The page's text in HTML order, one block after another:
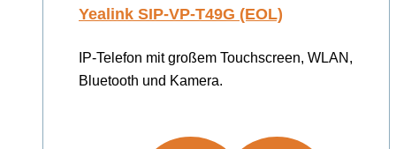
Yealink SIP-VP-T49G (EOL)
IP-Telefon mit großem Touchscreen, WLAN,
Bluetooth und Kamera.